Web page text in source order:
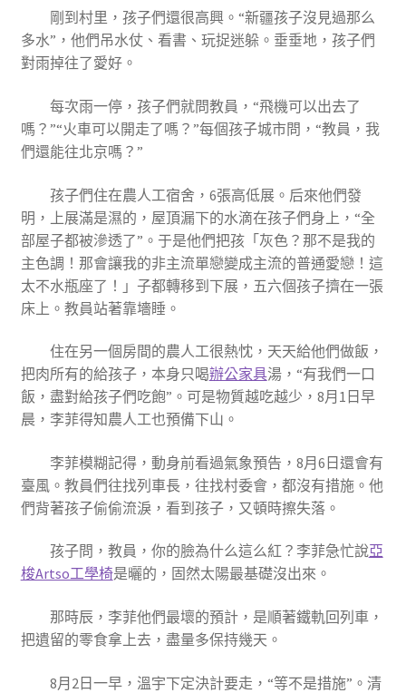
剛到村里，孩子們還很高興。“新疆孩子沒見過那么
多水”，他們吊水仗、看書、玩捉迷躲。垂垂地，孩子們
對雨掉往了愛好。
每次雨一停，孩子們就問教員，“飛機可以出去了
嗎？”“火車可以開走了嗎？”每個孩子城市問，“教員，我
們還能往北京嗎？”
孩子們住在農人工宿舍，6張高低展。后來他們發
明，上展滿是濕的，屋頂漏下的水滴在孩子們身上，“全
部屋子都被滲透了”。于是他們把孩「灰色？那不是我的
主色調！那會讓我的非主流單戀變成主流的普通愛戀！這
太不水瓶座了！」子都轉移到下展，五六個孩子擠在一張
床上。教員站著靠墻睡。
住在另一個房間的農人工很熱忱，天天給他們做飯，
把肉所有的給孩子，本身只喝辦公家具湯，“有我們一口
飯，盡對給孩子們吃飽”。可是物質越吃越少，8月1日早
晨，李菲得知農人工也預備下山。
李菲模糊記得，動身前看過氣象預告，8月6日還會有
臺風。教員們往找列車長，往找村委會，都沒有措施。他
們背著孩子偷偷流淚，看到孩子，又頓時擦失落。
孩子問，教員，你的臉為什么這么紅？李菲急忙說亞
梭Artso工學椅是曬的，固然太陽最基礎沒出來。
那時辰，李菲他們最壞的預計，是順著鐵軌回列車，
把遺留的零食拿上去，盡量多保持幾天。
8月2日一早，溫宇下定決計要走，“等不是措施”。清